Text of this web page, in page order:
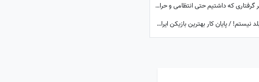
علی دایی: در زمان آقای خاتمی هر گرفتاری‌ که داشتیم حتی انتظامی و حراستی بود، ایشان به راحتی حل می‌کردند درباره پاداش هم به تمام قولشان عمل کردند و...
من رامین 36 ساله، خداحافظی بلد نیستم! / پایان کار بهترین بازیکن ایران در جام جهانی با استقلال تهران